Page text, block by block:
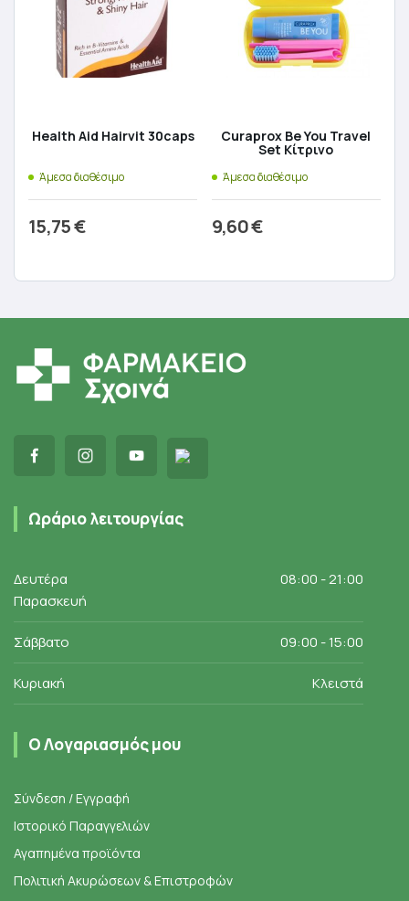
Health Aid Hairvit 30caps
Άμεσα διαθέσιμο
15,75€
Curaprox Be You Travel
Set Κίτρινο
Άμεσα διαθέσιμο
9,60€
Ωράριο λειτουργίας
Δευτέρα
Παρασκευή
08:00 - 21:00
Σάββατο 09:00 - 15:00
Κυριακή Κλειστά
Ο Λογαριασμός μου
Σύνδεση / Εγγραφή
Ιστορικό Παραγγελιών
Αγαπημένα προϊόντα
Πολιτική Ακυρώσεων & Επιστροφών